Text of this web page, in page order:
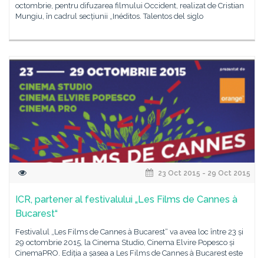
octombrie, pentru difuzarea filmului Occident, realizat de Cristian
Mungiu, în cadrul secțiunii „Inéditos. Talentos del siglo
23 Oct 2015 - 29 Oct 2015
ICR, partener al festivalului „Les Films de Cannes à
Bucarest“
Festivalul „Les Films de Cannes à Bucarest“ va avea loc între 23 și
29 octombrie 2015, la Cinema Studio, Cinema Elvire Popesco și
CinemaPRO. Ediția a șasea a Les Films de Cannes à Bucarest este